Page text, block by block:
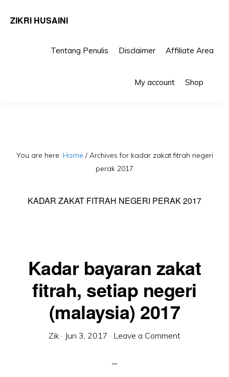
ZIKRI HUSAINI
Tentang Penulis Disclaimer Affiliate Area
My account Shop
You are here: Home /Archives for kadar zakat fitrah negeri
perak 2017
KADAR ZAKAT FITRAH NEGERI PERAK 2017
Kadar bayaran zakat
fitrah, setiap negeri
(malaysia) 2017
Zik · Jun 3, 2017 · Leave a Comment